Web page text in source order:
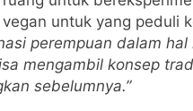
untuk yang peduli
perempuan dalam hal
mengambil konsep
sebelumnya.”